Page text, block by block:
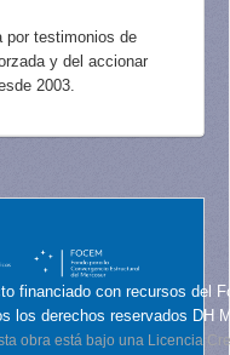
por testimonios de
y del accionar
2003.
financiado con recursos del
los derechos reservados DH
obra está bajo una Licencia